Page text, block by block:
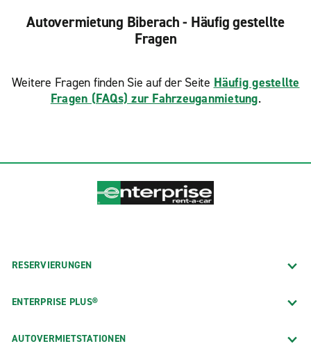
Autovermietung Biberach - Häufig gestellte
Fragen
Weitere Fragen finden Sie auf der Seite Häufig gestellte
Fragen (FAQs) zur Fahrzeuganmietung.
RESERVIERUNGEN
ENTERPRISE PLUS®
AUTOVERMIETSTATIONEN